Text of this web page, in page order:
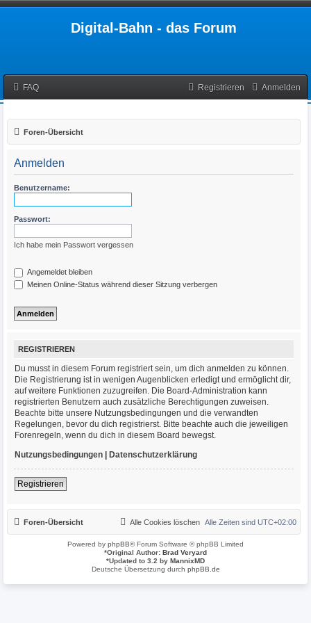
Digital-Bahn - das Forum
FAQ Anmelden
Registrieren
Foren-Übersicht
Anmelden
Benutzername:
Passwort:
Ich habe mein Passwort vergessen
Angemeldet bleiben
Meinen Online-Status während dieser Sitzung verbergen
REGISTRIEREN
Du musst in diesem Forum registriert sein, um dich anmelden zu können.
Die Registrierung ist in wenigen Augenblicken erledigt und ermöglicht dir,
auf weitere Funktionen zuzugreifen. Die Board-Administration kann
registrierten Benutzern auch zusätzliche Berechtigungen zuweisen.
Beachte bitte unsere Nutzungsbedingungen und die verwandten
Regelungen, bevor du dich registrierst. Bitte beachte auch die jeweiligen
Forenregeln, wenn du dich in diesem Board bewegst.
Nutzungsbedingungen | Datenschutzerklärung
Registrieren
Foren-Übersicht Alle Zeiten sind UTC+02:00
Alle Cookies löschen
Powered by phpBB® Forum Software © phpBB Limited
*Original Author: Brad Veryard
*Updated to 3.2 by MannixMD
Deutsche Übersetzung durch phpBB.de